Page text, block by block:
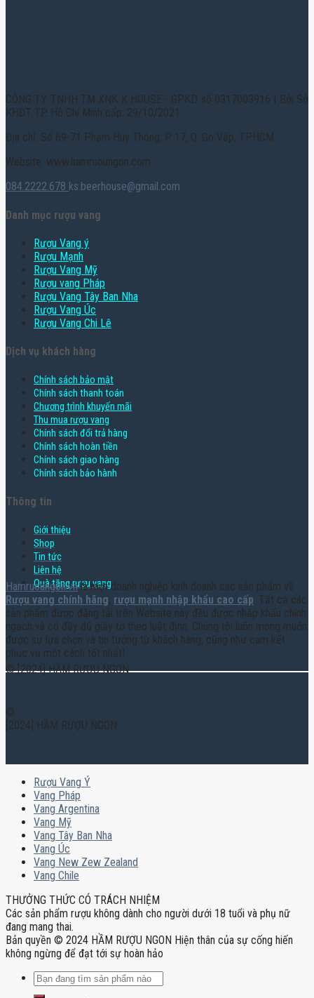
CÔNG TY TNHH TM XNK K HOUSE - GPKD số 0317003916 | Bởi Sở
KHĐT TP. Hồ Chí Minh cấp: 29/10/2021
Địa chỉ: Số 69-71 Phạm Huy Thông, P. 17, Q. Gò Vấp, TPHCM
Website: www.hamruoungon.com
084.2222.678 ks.beerhouse@gmail.com
Danh mục rượu vang
Rượu Vang ý
Rượu Mạnh
Rượu Vang Mỹ
Rượu vang Pháp
Rượu Vang Tây Ban Nha
Rượu Vang Úc
Rượu Vang Chi Lê
Dịch vụ khách hàng
Chính sách bảo mật
Chính sách thanh toán
Chương trình khuyến mãi
Thu mua rượu vang
Chính sách đổi trả hàng
Chính sách hoàn tiền
Chính sách giao hàng
Chính sách bảo hành
Thông tin
Giới thiệu
Shop
Tin tức
Liên hệ
Quà tặng rượu vang
Hamruoungon.vnlà một doanh nghiệp kinh doanh các sản phẩm về
Rượu vang chính hãng, rượu mạnh nhập khẩu cao cấp. Tất cả các
sản phẩm được đăng tải trên Website này đều được nhập khẩu chính
ngạch và có đầy đủ giấy tờ theo luật định. Chúng tôi luôn mong muốn
được sự lựa chọn và tin tưởng từ khách hàng, cũng như cam kết
phục vụ một cách tốt nhất!
© [2024] HẦM RƯỢU NGON
©
[2024] HẦM RƯỢU NGON
Rượu Vang Ý
Vang Pháp
Vang Argentina
Vang Mỹ
Vang Tây Ban Nha
Vang Úc
Vang New Zew Zealand
Vang Chile
THƯỞNG THỨC CÓ TRÁCH NHIỆM
Các sản phẩm rượu không dành cho người dưới 18 tuổi và phụ nữ
đang mang thai.
Bản quyền © 2024 HẦM RƯỢU NGON Hiện thân của sự cống hiến
không ngừng để đạt tới sự hoàn hảo
Tìm
kiếm: